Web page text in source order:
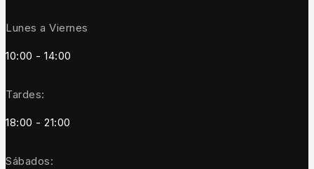
Lunes a Viernes
10:00 - 14:00
Tardes:
18:00 - 21:00
Sábados: